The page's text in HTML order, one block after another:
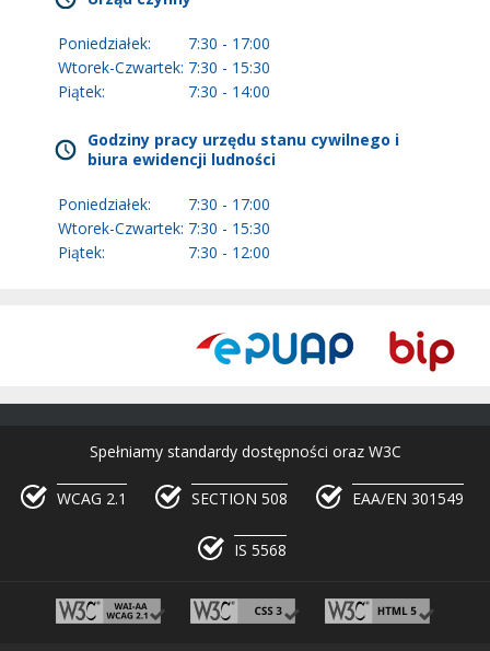
Poniedziałek:
7:30 - 17:00
Wtorek-Czwartek: 7:30 - 15:30
Piątek:
7:30 - 14:00
Godziny pracy urzędu stanu cywilnego i
biura ewidencji ludności
Poniedziałek:
7:30 - 17:00
Wtorek-Czwartek: 7:30 - 15:30
Piątek:
7:30 - 12:00
Spełniamy standardy dostępności oraz W3C
WCAG 2.1 SECTION 508 EAA/EN 301549
IS 5568